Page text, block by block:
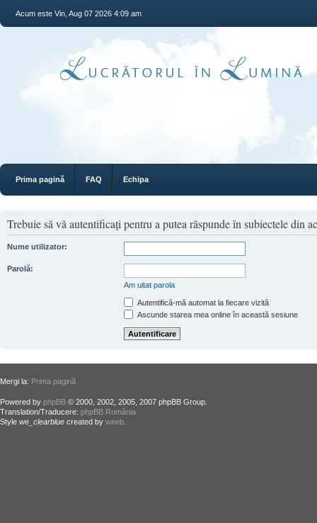
Acum este Vin, Aug 07 2026 4:09 am
Prima pagină FAQ Echipa
Trebuie să vă autentificaţi pentru a putea răspunde în subiectele din
Nume utilizator:
Parolă:
Am uitat parola
Autentifică-mă automat la fiecare vizită
Ascunde starea mea online în această sesiune
Mergi la: Prima pagină
Powered by phpBB © 2000, 2002, 2005, 2007 phpBB Group.
Translation/Traducere: phpBB România
Style we_clearblue created by weeb